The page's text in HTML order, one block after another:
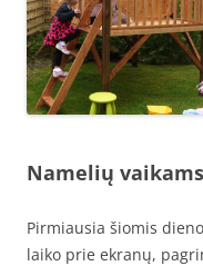
Namelių
Pirmiausia šiomis
laiko prie ekranų,